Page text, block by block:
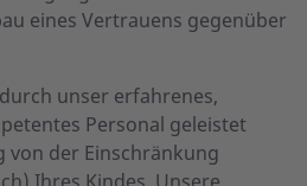
eines Vertrauens gegenüber
unser erfahrenes,
Personal geleistet
von der Einschränkung